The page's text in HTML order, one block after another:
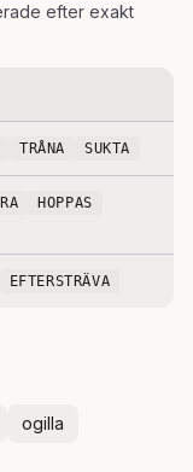
efter exakt
TRÅNA SUKTA
HOPPAS
EFTERSTRÄVA
ogilla